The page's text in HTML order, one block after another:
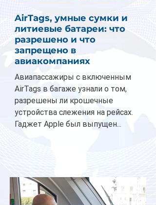
AirTags, умные сумки и
литиевые батареи: что
разрешено и что
запрещено в
авиакомпаниях
Авиапассажиры с включенным
AirTags в багаже узнали о том,
разрешены ли крошечные
устройства слежения на рейсах.
Гаджет Apple был выпущен...